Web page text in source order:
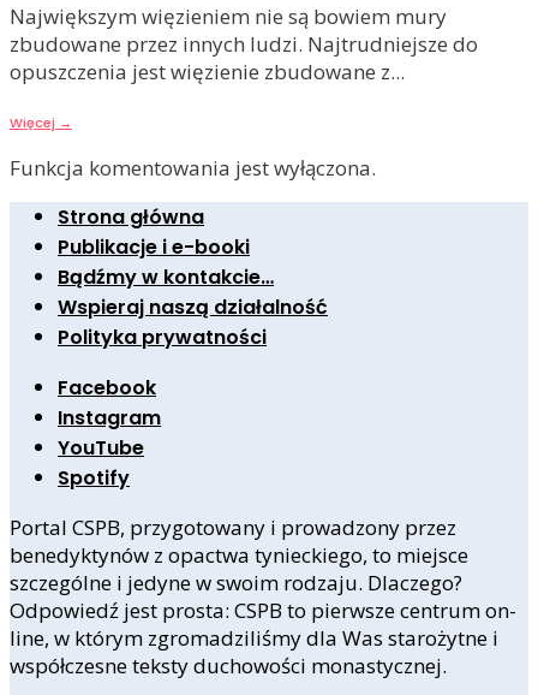
Największym więzieniem nie są bowiem mury
zbudowane przez innych ludzi. Najtrudniejsze do
opuszczenia jest więzienie zbudowane z...
Więcej →
Funkcja komentowania jest wyłączona.
Strona główna
Publikacje i e-booki
Bądźmy w kontakcie…
Wspieraj naszą działalność
Polityka prywatności
Facebook
Instagram
YouTube
Spotify
Portal CSPB, przygotowany i prowadzony przez
benedyktynów z opactwa tynieckiego, to miejsce
szczególne i jedyne w swoim rodzaju. Dlaczego?
Odpowiedź jest prosta: CSPB to pierwsze centrum on-
line, w którym zgromadziliśmy dla Was starożytne i
współczesne teksty duchowości monastycznej.